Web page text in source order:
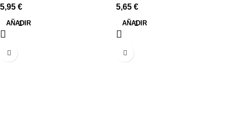
5,95 €
AÑADIR
5,65 €
AÑADIR